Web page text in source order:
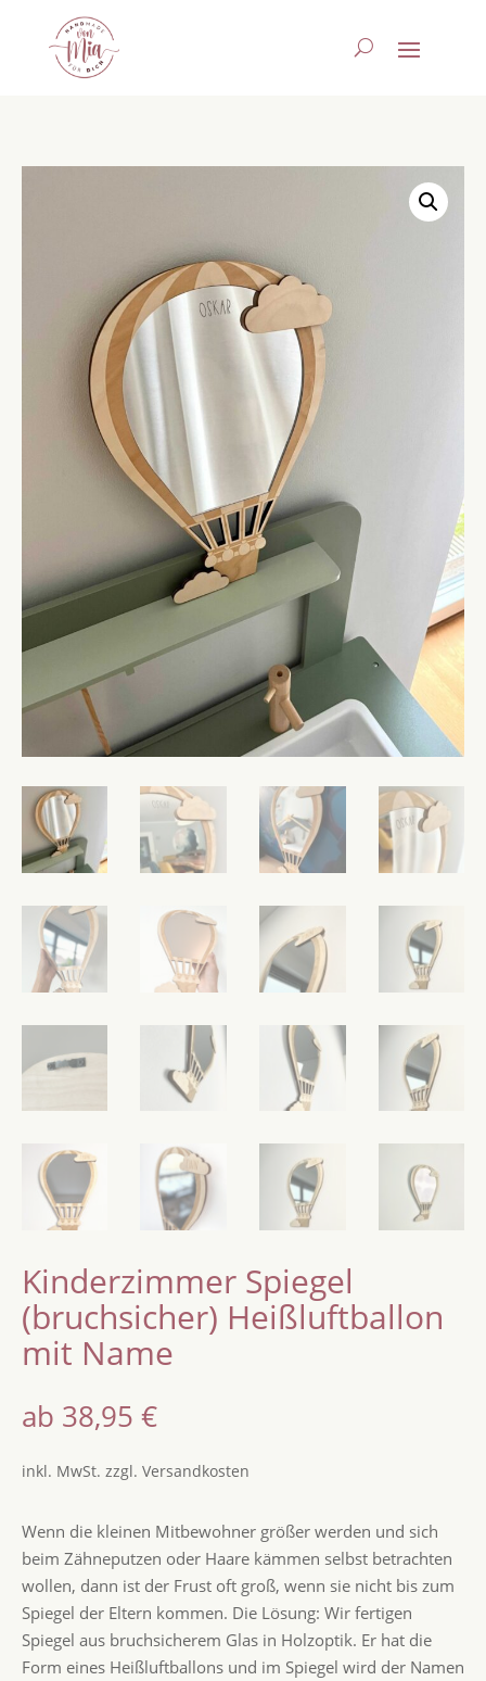
Kinderzimmer Spiegel
(bruchsicher) Heißluftballon
mit Name
ab 38,95 €
inkl. MwSt. zzgl. Versandkosten
Wenn die kleinen Mitbewohner größer werden und sich
beim Zähneputzen oder Haare kämmen selbst betrachten
wollen, dann ist der Frust oft groß, wenn sie nicht bis zum
Spiegel der Eltern kommen. Die Lösung: Wir fertigen
Spiegel aus bruchsicherem Glas in Holzoptik. Er hat die
Form eines Heißluftballons und im Spiegel wird der Namen